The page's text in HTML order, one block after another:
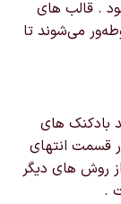
. قالب های
می‌شوند تا
بادکنک های
قسمت انتهای
روش های دیگر
.